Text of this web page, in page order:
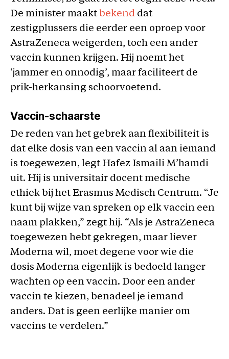
De minister maakt bekend dat
zestigplussers die eerder een oproep voor
AstraZeneca weigerden, toch een ander
vaccin kunnen krijgen. Hij noemt het
‘jammer en onnodig’, maar faciliteert de
prik-herkansing schoorvoetend.
Vaccin-schaarste
De reden van het gebrek aan flexibiliteit is
dat elke dosis van een vaccin al aan iemand
is toegewezen, legt Hafez Ismaili M’hamdi
uit. Hij is universitair docent medische
ethiek bij het Erasmus Medisch Centrum. “Je
kunt bij wijze van spreken op elk vaccin een
naam plakken,” zegt hij. “Als je AstraZeneca
toegewezen hebt gekregen, maar liever
Moderna wil, moet degene voor wie die
dosis Moderna eigenlijk is bedoeld langer
wachten op een vaccin. Door een ander
vaccin te kiezen, benadeel je iemand
anders. Dat is geen eerlijke manier om
vaccins te verdelen.”